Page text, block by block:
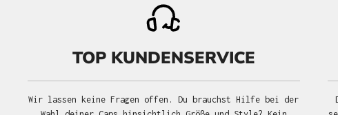
TOP KUNDENSERVICE
Wir lassen keine Fragen offen. Du brauchst Hilfe bei der